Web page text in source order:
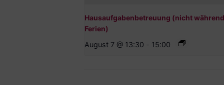
Hausaufgabenbetreuung (nicht
Ferien)
August 7 @ 13:30 - 15:00